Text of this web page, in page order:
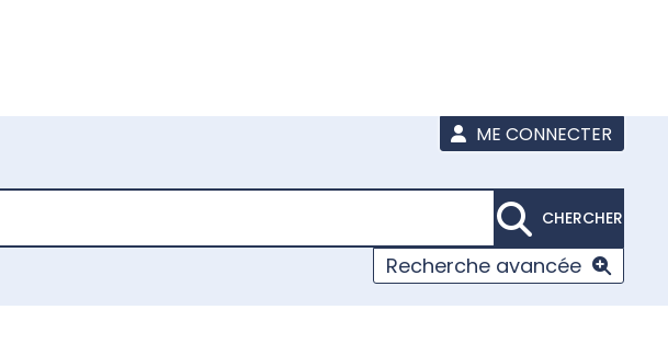
ME CONNECTER
CHERCHER
Recherche avancée